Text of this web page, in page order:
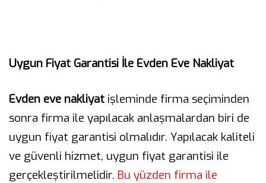
Uygun Fiyat Garantisi İle Evden Eve Nakliyat
Evden eve nakliyat işleminde firma seçiminden
sonra firma ile yapılacak anlaşmalardan biri de
uygun fiyat garantisi olmalıdır. Yapılacak kaliteli
ve güvenli hizmet, uygun fiyat garantisi ile
gerçekleştirilmelidir. Bu yüzden firma ile